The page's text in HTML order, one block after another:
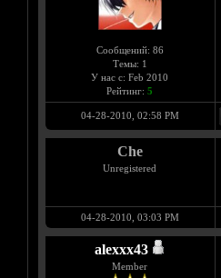
Сообщений: 86
Темы: 1
У нас с: Feb 2010
Рейтинг: 5
04-28-2010, 02:58 PM
Che
Unregistered
04-28-2010, 03:03 PM
alexxx43
Member